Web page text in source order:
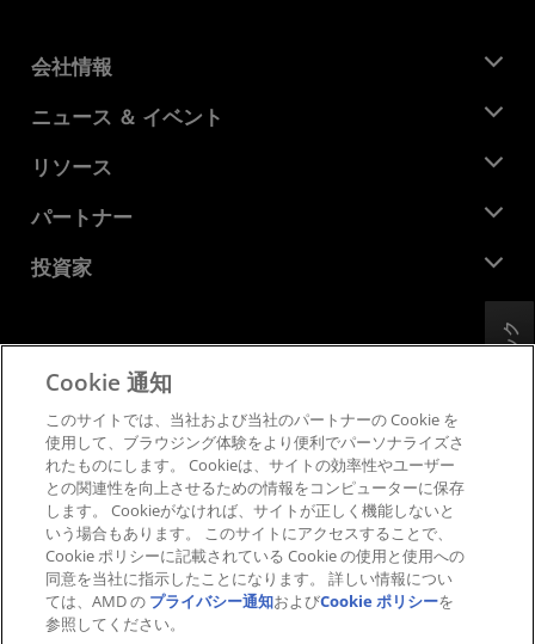
会社情報
AMD について
企業責任
お問い合わせ
ニュース ＆ イベント
ニュースルーム
メディア ライブラリ
リソース
デベロッパー セントラル
ケース スタディ
パートナー
AMD パートナー ハブ
投資家
財務情報
取締役会
ガバナンス報告書
SEC 提出書類
プライバシー
商標
サプライ チェーンの透明性
公正でオープンな競争
英国税務戦略
Cookie ポリシー
Cookie の設定
フィードバック
Cookie 通知
このサイトでは、当社および当社のパートナーの Cookie を
使用して、ブラウジング体験をより便利でパーソナライズさ
れたものにします。 Cookieは、サイトの効率性やユーザー
との関連性を向上させるための情報をコンピューターに保存
します。 Cookieがなければ、サイトが正しく機能しないと
いう場合もあります。 このサイトにアクセスすることで、
Cookie ポリシーに記載されている Cookie の使用と使用への
同意を当社に指示したことになります。 詳しい情報につい
ては、AMD の プライバシー通知およびCookie ポリシーを
参照してください。